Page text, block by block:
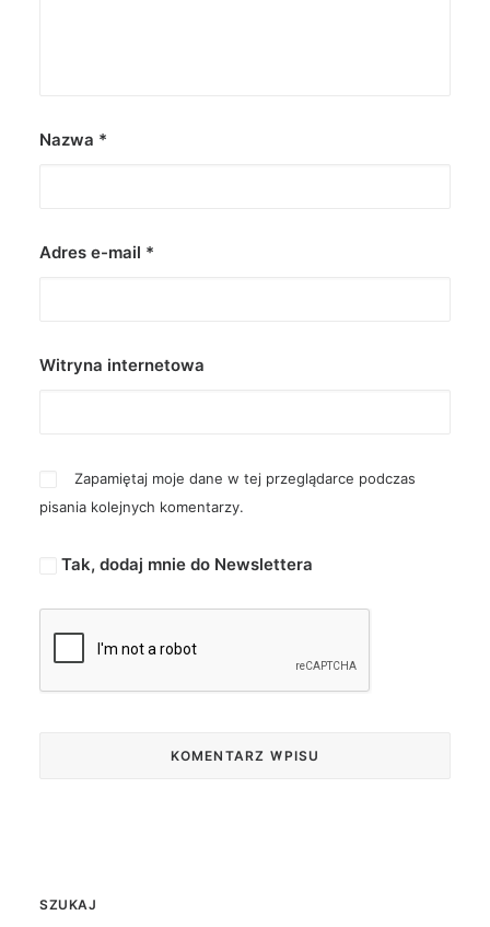
Nazwa *
Adres e-mail *
Witryna internetowa
Zapamiętaj moje dane w tej przeglądarce podczas
pisania kolejnych komentarzy.
Tak, dodaj mnie do Newslettera
SZUKAJ